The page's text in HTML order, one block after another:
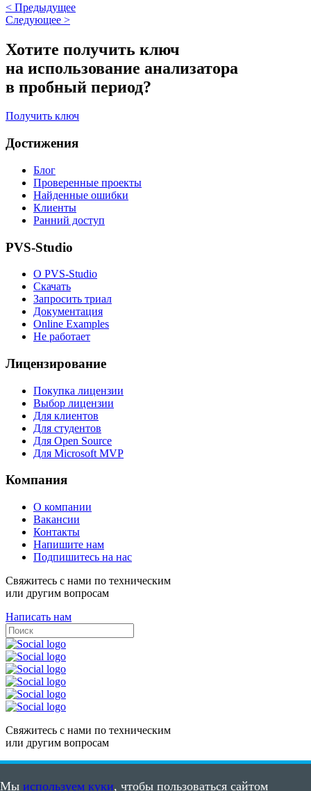
Мы используем куки, чтобы пользоваться сайтом
< Предыдущее
Следующее >
Хотите получить ключ
на использование анализатора
в пробный период?
Получить ключ
Достижения
Блог
Проверенные проекты
Найденные ошибки
Клиенты
Ранний доступ
PVS-Studio
О PVS-Studio
Скачать
Запросить триал
Документация
Online Examples
Не работает
Лицензирование
Покупка лицензии
Выбор лицензии
Для клиентов
Для студентов
Для Open Source
Для Microsoft MVP
Компания
О компании
Вакансии
Контакты
Напишите нам
Подпишитесь на нас
Свяжитесь с нами по техническим
или другим вопросам
Написать нам
Свяжитесь с нами по техническим
или другим вопросам
Написать нам